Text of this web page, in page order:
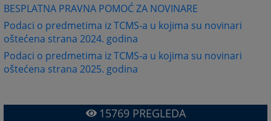
BESPLATNA PRAVNA POMOĆ ZA NOVINARE
Podaci o predmetima iz TCMS-a u kojima su novinari
oštećena strana 2024. godina
Podaci o predmetima iz TCMS-a u kojima su novinari
oštećena strana 2025. godina
15769PREGLEDA